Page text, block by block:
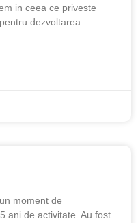
in ceea ce priveste
dezvoltarea
moment de
ani de activitate. Au fost